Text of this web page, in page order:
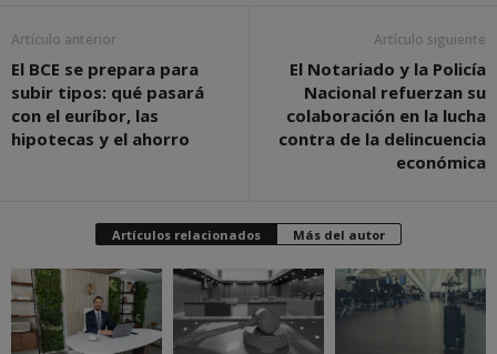
Artículo anterior
El BCE se prepara para
subir tipos: qué pasará
con el euríbor, las
hipotecas y el ahorro
Artículo siguiente
El Notariado y la Policía
Nacional refuerzan su
colaboración en la lucha
contra de la delincuencia
económica
Artículos relacionados Más del autor